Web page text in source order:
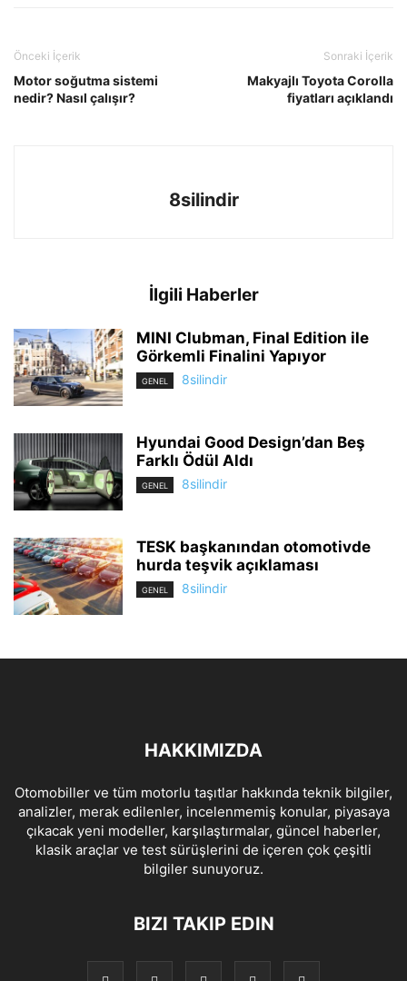
Önceki İçerik
Motor soğutma sistemi
nedir? Nasıl çalışır?
Sonraki İçerik
Makyajlı Toyota Corolla
fiyatları açıklandı
8silindir
İlgili Haberler
MINI Clubman, Final Edition ile
Görkemli Finalini Yapıyor
GENEL 8silindir
Hyundai Good Design’dan Beş
Farklı Ödül Aldı
GENEL 8silindir
TESK başkanından otomotivde
hurda teşvik açıklaması
GENEL 8silindir
HAKKIMIZDA
Otomobiller ve tüm motorlu taşıtlar hakkında teknik bilgiler,
analizler, merak edilenler, incelenmemiş konular, piyasaya
çıkacak yeni modeller, karşılaştırmalar, güncel haberler,
klasik araçlar ve test sürüşlerini de içeren çok çeşitli
bilgiler sunuyoruz.
BIZI TAKIP EDIN